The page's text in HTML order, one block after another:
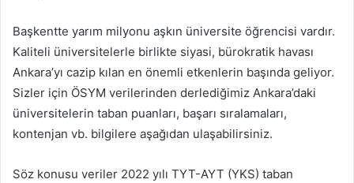
Başkentte yarım milyonu aşkın üniversite öğrencisi vardır.
Kaliteli üniversitelerle birlikte siyasi, bürokratik havası
Ankara’yı cazip kılan en önemli etkenlerin başında geliyor.
Sizler için ÖSYM verilerinden derlediğimiz Ankara’daki
üniversitelerin taban puanları, başarı sıralamaları,
kontenjan vb. bilgilere aşağıdan ulaşabilirsiniz.
Söz konusu veriler 2022 yılı TYT-AYT (YKS) taban